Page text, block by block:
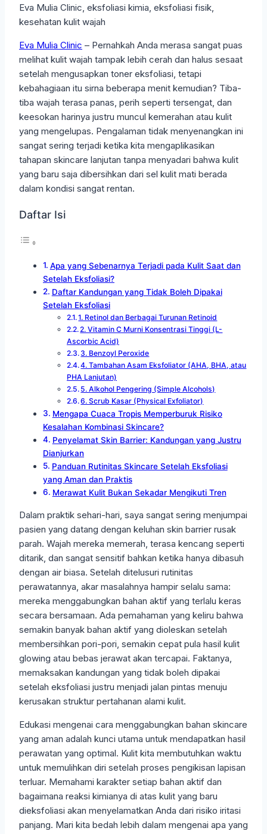
Eva Mulia Clinic – Pernahkah Anda merasa sangat puas
melihat kulit wajah tampak lebih cerah dan halus sesaat
setelah mengusapkan toner eksfoliasi, tetapi
kebahagiaan itu sirna beberapa menit kemudian? Tiba-
tiba wajah terasa panas, perih seperti tersengat, dan
keesokan harinya justru muncul kemerahan atau kulit
yang mengelupas. Pengalaman tidak menyenangkan ini
sangat sering terjadi ketika kita mengaplikasikan
tahapan skincare lanjutan tanpa menyadari bahwa kulit
yang baru saja dibersihkan dari sel kulit mati berada
dalam kondisi sangat rentan.
Daftar Isi
Apa yang Sebenarnya Terjadi pada Kulit Saat dan
Setelah Eksfoliasi?
Daftar Kandungan yang Tidak Boleh Dipakai
Setelah Eksfoliasi
1. Retinol dan Berbagai Turunan Retinoid
2. Vitamin C Murni Konsentrasi Tinggi (L-
Ascorbic Acid)
3. Benzoyl Peroxide
4. Tambahan Asam Eksfoliator (AHA, BHA, atau
PHA Lanjutan)
5. Alkohol Pengering (Simple Alcohols)
6. Scrub Kasar (Physical Exfoliator)
Mengapa Cuaca Tropis Memperburuk Risiko
Kesalahan Kombinasi Skincare?
Penyelamat Skin Barrier: Kandungan yang Justru
Dianjurkan
Panduan Rutinitas Skincare Setelah Eksfoliasi
yang Aman dan Praktis
Merawat Kulit Bukan Sekadar Mengikuti Tren
Dalam praktik sehari-hari, saya sangat sering menjumpai
pasien yang datang dengan keluhan skin barrier rusak
parah. Wajah mereka memerah, terasa kencang seperti
ditarik, dan sangat sensitif bahkan ketika hanya dibasuh
dengan air biasa. Setelah ditelusuri rutinitas
perawatannya, akar masalahnya hampir selalu sama:
mereka menggabungkan bahan aktif yang terlalu keras
secara bersamaan. Ada pemahaman yang keliru bahwa
semakin banyak bahan aktif yang dioleskan setelah
membersihkan pori-pori, semakin cepat pula hasil kulit
glowing atau bebas jerawat akan tercapai. Faktanya,
memaksakan kandungan yang tidak boleh dipakai
setelah eksfoliasi justru menjadi jalan pintas menuju
kerusakan struktur pertahanan alami kulit.
Edukasi mengenai cara menggabungkan bahan skincare
yang aman adalah kunci utama untuk mendapatkan hasil
perawatan yang optimal. Kulit kita membutuhkan waktu
untuk memulihkan diri setelah proses pengikisan lapisan
terluar. Memahami karakter setiap bahan aktif dan
bagaimana reaksi kimianya di atas kulit yang baru
dieksfoliasi akan menyelamatkan Anda dari risiko iritasi
panjang. Mari kita bedah lebih dalam mengenai apa yang